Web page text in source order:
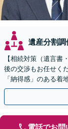
遺産分割調
【相続対策（遺言書
後の交渉もお任せく
「納得感」のある着
渉経験あり】【WEB
電話でお問